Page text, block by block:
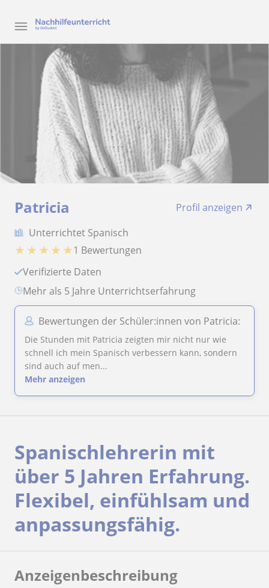
Patricia
Profil anzeigen
Unterrichtet Spanisch
★ ★ ★ ★ ★1 Bewertungen
Verifizierte Daten
Mehr als 5 Jahre Unterrichtserfahrung
Bewertungen der Schüler:innen von Patricia:
Die Stunden mit Patricia zeigten mir nicht nur wie
schnell ich mein Spanisch verbessern kann, sondern
sind auch auf men...
Mehr anzeigen
Spanischlehrerin mit
über 5 Jahren Erfahrung.
Flexibel, einfühlsam und
anpassungsfähig.
Anzeigenbeschreibung